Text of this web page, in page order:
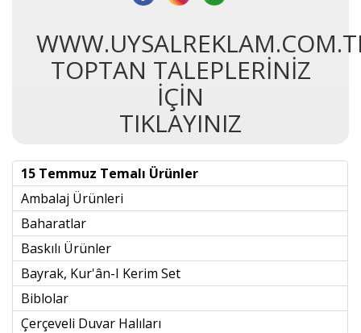
TOPTAN TALEPLERİNİZ
İÇİN
TIKLAYINIZ
15 Temmuz Temalı Ürünler
Ambalaj Ürünleri
Baharatlar
Baskılı Ürünler
Bayrak, Kur'ân-I Kerim Set
Biblolar
Çerçeveli Duvar Halıları